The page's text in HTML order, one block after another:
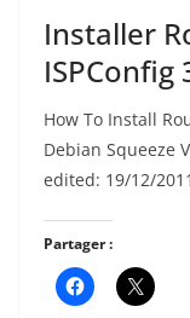
Installer
ISPConfig
How To Install
Debian Squeeze
edited: 19/12/
Partager :